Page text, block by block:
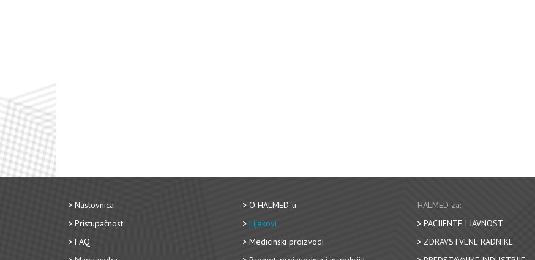
Naslovnica
Pristupačnost
FAQ
O HALMED-u
Lijekovi
Medicinski proizvodi
HALMED za:
PACIJENTE I JAVNOST
ZDRAVSTVENE RADNIKE